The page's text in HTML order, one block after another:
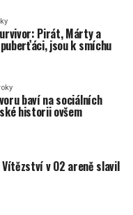
Pirát, Márty a
jsou k smíchu
baví na sociálních
historii ovšem
v O2 areně slavil